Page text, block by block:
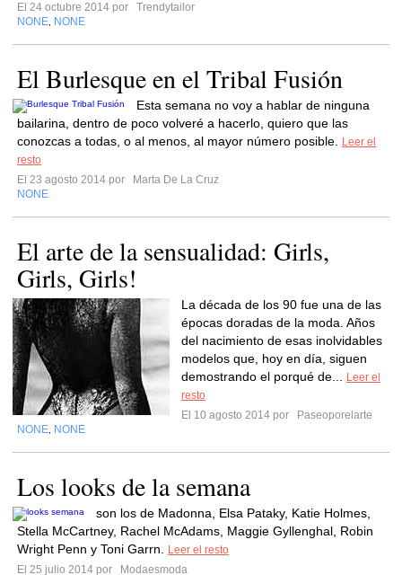
El 24 octubre 2014 por
Trendytailor
NONE NONE
El Burlesque en el Tribal Fusión
Esta semana no voy a hablar de ninguna
bailarina, dentro de poco volveré a hacerlo, quiero que las
conozcas a todas, o al menos, al mayor número posible.
Leer el
resto
El 23 agosto 2014 por
Marta De La Cruz
NONE
El arte de la sensualidad: Girls,
Girls, Girls!
La década de los 90 fue una de las
épocas doradas de la moda. Años
del nacimiento de esas inolvidables
modelos que, hoy en día, siguen
demostrando el porqué de...
Leer el
resto
El 10 agosto 2014 por
Paseoporelarte
NONE NONE
Los looks de la semana
son los de Madonna, Elsa Pataky, Katie Holmes,
Stella McCartney, Rachel McAdams, Maggie Gyllenghal, Robin
Wright Penn y Toni Garrn.
Leer el resto
El 25 julio 2014 por
Modaesmoda